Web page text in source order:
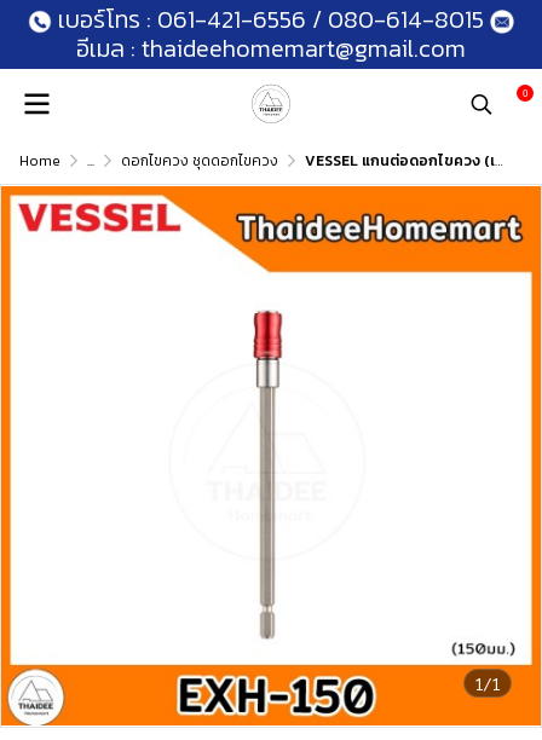
เบอร์โทร : 061-421-6556 / 080-614-8015
อีเมล : thaideehomemart@gmail.com
0
Home ... ดอกไขควง ชุดดอกไขควง VESSEL แกนต่อดอกไขควง (เลือกขนาด) EXH-100/EXH-150/EXH-200/EXH-250
1/1